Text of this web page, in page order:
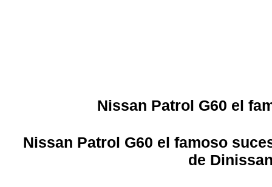
Nissan Patrol G60 el
Nissan Patrol G60 el famoso
de